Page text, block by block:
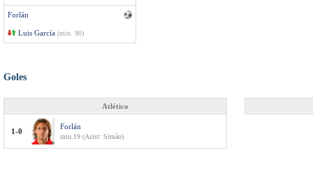
Forlán
Luis García (min. 90)
Goles
Atlético
1-0
Forlán
min.19 (Asist: Simão)